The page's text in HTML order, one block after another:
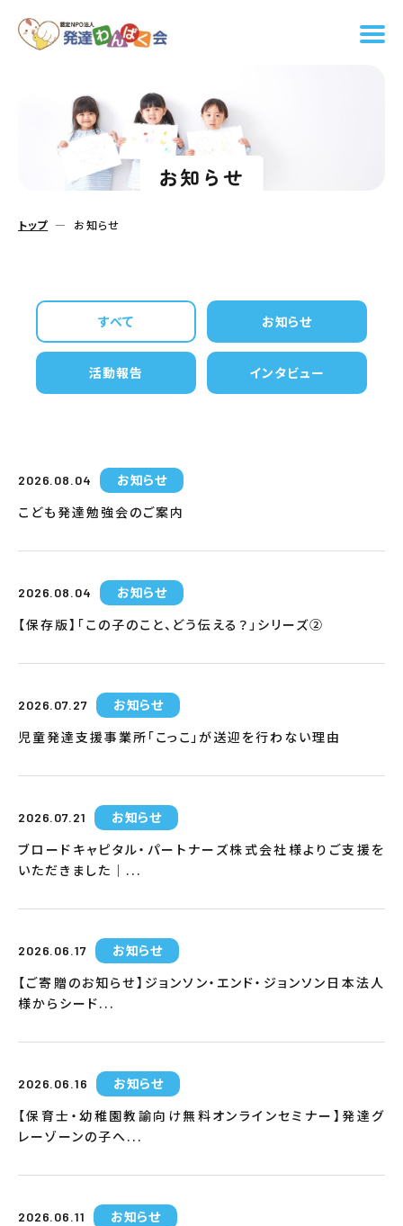
お知らせ
トップ お知らせ
すべて お知らせ
活動報告 インタビュー
2026.08.04
お知らせ
こども発達勉強会のご案内
2026.08.04
お知らせ
【保存版】「この子のこと、どう伝える？」シリーズ②
2026.07.27
お知らせ
児童発達支援事業所「こっこ」が送迎を行わない理由
2026.07.21
お知らせ
ブロードキャピタル・パートナーズ株式会社様よりご支援を
いただきました｜...
2026.06.17
お知らせ
【ご寄贈のお知らせ】ジョンソン・エンド・ジョンソン日本法人
様からシード...
2026.06.16
お知らせ
【保育士・幼稚園教諭向け無料オンラインセミナー】発達グ
レーゾーンの子へ...
2026.06.11
お知らせ